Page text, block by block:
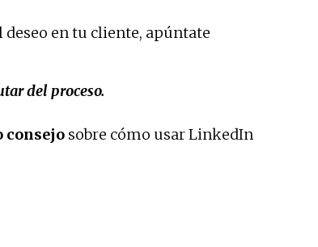
deseo en tu cliente, apúntate
del proceso.
consejo sobre cómo usar LinkedIn